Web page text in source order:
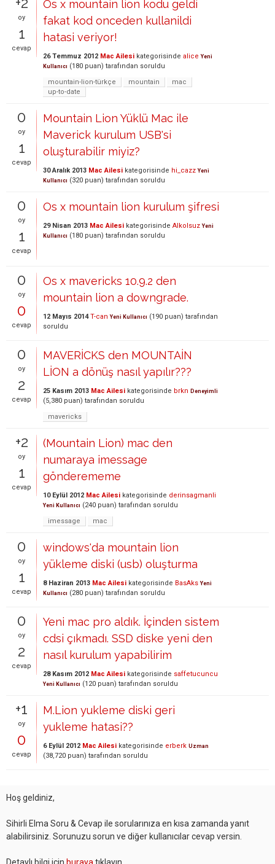
oy
1
cevap
Os x mountain lion kodu geldi
fakat kod onceden kullanildi
hatasi veriyor!
26 Temmuz 2012 Mac Ailesi kategorisinde alice Yeni
Kullanıcı (180 puan) tarafından soruldu
mountain-lion-türkçe
mountain
mac
up-to-date
0
oy
1
cevap
Mountain Lion Yüklü Mac ile
Maverick kurulum USB'si
oluşturabilir miyiz?
30 Aralık 2013 Mac Ailesi kategorisinde hi_cazz Yeni
Kullanıcı (320 puan) tarafından soruldu
0
oy
1
cevap
Os x mountain lion kurulum şifresi
29 Nisan 2013 Mac Ailesi kategorisinde Alkolsuz Yeni
Kullanıcı (180 puan) tarafından soruldu
0
oy
0
cevap
Os x mavericks 10.9.2 den
mountain lion a downgrade.
12 Mayıs 2014 T-can Yeni Kullanıcı (190 puan) tarafından
soruldu
0
oy
2
cevap
MAVERİCKS den MOUNTAİN
LİON a dönüş nasıl yapılır???
25 Kasım 2013 Mac Ailesi kategorisinde brkn Deneyimli
(5,380 puan) tarafından soruldu
mavericks
+2
oy
1
cevap
(Mountain Lion) mac den
numaraya imessage
gönderememe
10 Eylül 2012 Mac Ailesi kategorisinde derinsagmanli
Yeni Kullanıcı (240 puan) tarafından soruldu
imessage
mac
0
oy
1
cevap
windows'da mountain lion
yükleme diski (usb) oluşturma
8 Haziran 2013 Mac Ailesi kategorisinde BasAks Yeni
Kullanıcı (280 puan) tarafından soruldu
0
oy
2
cevap
Yeni mac pro aldık. İçinden sistem
cdsi çıkmadı. SSD diske yeni den
nasıl kurulum yapabilirim
28 Kasım 2012 Mac Ailesi kategorisinde saffetucuncu
Yeni Kullanıcı (120 puan) tarafından soruldu
+1
oy
0
cevap
M.Lion yukleme diski geri
yukleme hatasi??
6 Eylül 2012 Mac Ailesi kategorisinde erberk Uzman
(38,720 puan) tarafından soruldu
Hoş geldiniz,
Sihirli Elma Soru & Cevap ile sorularınıza en kısa zamanda yanıt
alabilirsiniz. Sorunuzu sorun ve diğer kullanıcılar cevap versin.